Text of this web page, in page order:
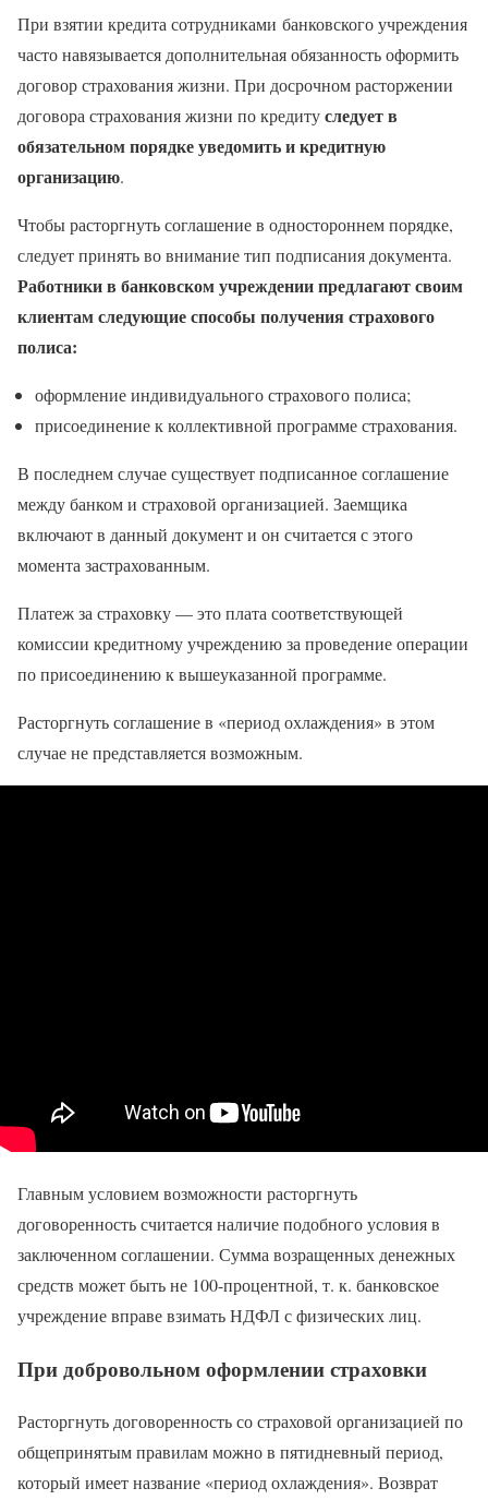
При взятии кредита сотрудниками банковского учреждения
часто навязывается дополнительная обязанность оформить
договор страхования жизни. При досрочном расторжении
договора страхования жизни по кредитуследует в
обязательном порядке уведомить и кредитную
организацию.
Чтобы расторгнуть соглашение в одностороннем порядке,
следует принять во внимание тип подписания документа.
Работники в банковском учреждении предлагают своим
клиентам следующие способы получения страхового
полиса:
оформление индивидуального страхового полиса;
присоединение к коллективной программе страхования.
В последнем случае существует подписанное соглашение
между банком и страховой организацией. Заемщика
включают в данный документ и он считается с этого
момента застрахованным.
Платеж за страховку — это плата соответствующей
комиссии кредитному учреждению за проведение операции
по присоединению к вышеуказанной программе.
Расторгнуть соглашение в «период охлаждения» в этом
случае не представляется возможным.
Главным условием возможности расторгнуть
договоренность считается наличие подобного условия в
заключенном соглашении. Сумма возращенных денежных
средств может быть не 100-процентной, т. к. банковское
учреждение вправе взимать НДФЛ с физических лиц.
При добровольном оформлении страховки
Расторгнуть договоренность со страховой организацией по
общепринятым правилам можно в пятидневный период,
который имеет название «период охлаждения». Возврат